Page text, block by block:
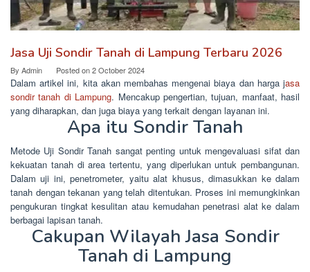
Jasa Uji Sondir Tanah di Lampung Terbaru 2026
By Admin Posted on2 October 2024
Dalam artikel ini, kita akan membahas mengenai biaya dan harga jasa
sondir tanah di Lampung. Mencakup pengertian, tujuan, manfaat, hasil
yang diharapkan, dan juga biaya yang terkait dengan layanan ini.
Apa itu Sondir Tanah
Metode Uji Sondir Tanah sangat penting untuk mengevaluasi sifat dan
kekuatan tanah di area tertentu, yang diperlukan untuk pembangunan.
Dalam uji ini, penetrometer, yaitu alat khusus, dimasukkan ke dalam
tanah dengan tekanan yang telah ditentukan. Proses ini memungkinkan
pengukuran tingkat kesulitan atau kemudahan penetrasi alat ke dalam
berbagai lapisan tanah.
Cakupan Wilayah Jasa Sondir
Tanah di Lampung